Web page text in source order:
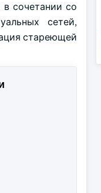
сочетании со
сетей,
стареющей